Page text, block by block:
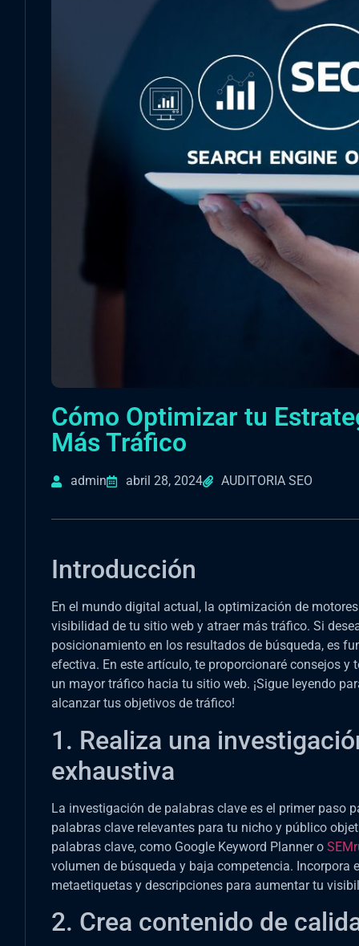
Cómo Optimizar tu
Más Tráfico
admin abril 28, 2024 AUDITORIA SEO
Introducción
En el mundo digital actual, la optimización de
visibilidad de tu sitio web y atraer más tráfico. Si
posicionamiento en los resultados de búsqueda, es
efectiva. En este artículo, te proporcionaré consejos
un mayor tráfico hacia tu sitio web. ¡Sigue leyendo
alcanzar tus objetivos de tráfico!
1. Realiza una
exhaustiva
La investigación de palabras clave es el primer paso
palabras clave relevantes para tu nicho y público
palabras clave, como Google Keyword Planner o
volumen de búsqueda y baja competencia. Incorpora
metaetiquetas y descripciones para aumentar tu
2. Crea contenido de